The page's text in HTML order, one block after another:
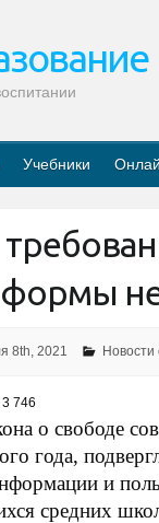
Учебники
8th, 2021 Новости
3 746
о свободе
года,
и
средних